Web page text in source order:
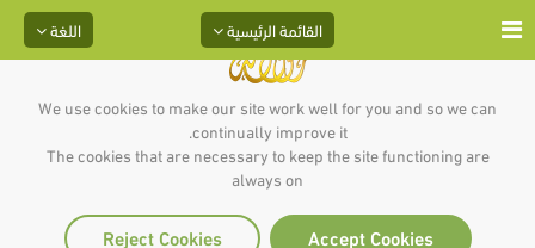
We use cookies to make our site work well for you and so we can
continually improve it.
The cookies that are necessary to keep the site functioning are
always on
Accept Cookies
Reject Cookies
اللغة القائمة الرئيسية
آيه : 1_ سورة : المزمل